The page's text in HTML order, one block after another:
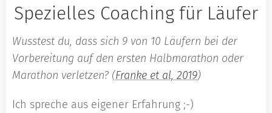
Spezielles Coaching für Läufer
Wusstest du, dass sich 9 von 10 Läufern bei der
Vorbereitung auf den ersten Halbmarathon oder
Marathon verletzen? (Franke et al, 2019)
Ich spreche aus eigener Erfahrung ;-)